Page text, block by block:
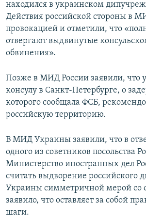
находился в украинском
Действия российской стороны в
провокацией и отметили, что
отвергают выдвинутые
обвинения».
Позже в МИД России заявили, что
консулу в Санкт-Петербурге, о
которого сообщала ФСБ,
российскую территорию.
В МИД Украины заявили, что в
одного из советников посольства
Министерство иностранных дел
считать выдворение российского
Украины симметричной мерой со
заявило, что оставляет за собой
шаги.